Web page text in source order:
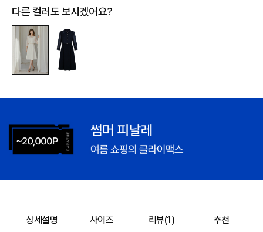
받기 [썸머 피날레] 바바패션
가입 프리미엄 웰컴쿠폰팩 (15%, 최대 10만원)
추가 할인
858,000
제주 도서산간 지역
배송 가능 지역
다른 컬러도 보시겠어요?
상세설명 사이즈 리뷰(1) 추천